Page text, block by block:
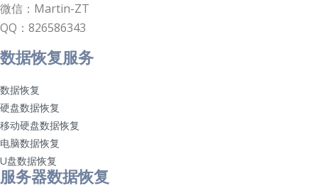
微信：Martin-ZT
QQ：826586343
数据恢复服务
数据恢复
硬盘数据恢复
移动硬盘数据恢复
电脑数据恢复
U盘数据恢复
服务器数据恢复